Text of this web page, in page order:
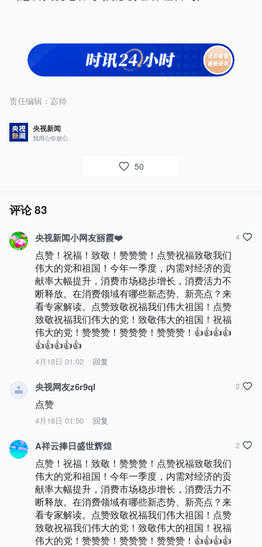
责任编辑： 宓帅
央视新闻
我用心你放心
50
评论83
央视新闻小网友丽霞❤️
点赞！祝福！致敬！赞赞赞！点赞祝福致敬我们
伟大的党和祖国！今年一季度，内需对经济的贡
献率大幅提升，消费市场稳步增长，消费活力不
断释放。在消费领域有哪些新态势、新亮点？来
看专家解读。点赞致敬祝福我们伟大祖国！点赞
致敬祝福我们伟大的党！致敬伟大的祖国！祝福
伟大的党！赞赞赞！赞赞赞！赞赞赞！👍👍👍👍
👍👍👍👍👍
4月18日 01:02 回复
4
央视网友z6r9ql
点赞
4月18日 01:50 回复
2
A祥云捧日盛世辉煌
点赞！祝福！致敬！赞赞赞！点赞祝福致敬我们
伟大的党和祖国！今年一季度，内需对经济的贡
献率大幅提升，消费市场稳步增长，消费活力不
断释放。在消费领域有哪些新态势、新亮点？来
看专家解读。点赞致敬祝福我们伟大祖国！点赞
致敬祝福我们伟大的党！致敬伟大的祖国！祝福
伟大的党！赞赞赞！赞赞赞！赞赞赞！👍👍👍👍
2